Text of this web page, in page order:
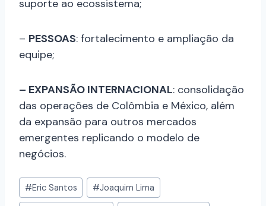
suporte ao ecossistema;
– PESSOAS: fortalecimento e ampliação da
equipe;
– EXPANSÃO INTERNACIONAL: consolidação
das operações de Colômbia e México, além
da expansão para outros mercados
emergentes replicando o modelo de
negócios.
#Eric Santos #Joaquim Lima